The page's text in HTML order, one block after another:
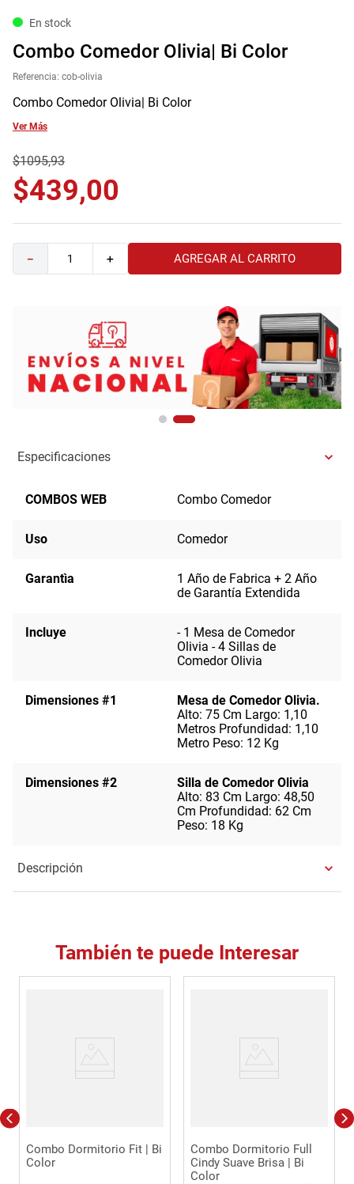
En stock
Combo Comedor Olivia| Bi Color
Referencia: cob-olivia
Combo Comedor Olivia| Bi Color
Ver Más
$1095,93
$439,00
＋
－ AGREGAR AL CARRITO
Especificaciones
COMBOS WEB Combo Comedor
Uso Comedor
Garantìa
1 Año de Fabrica + 2 Año
de Garantía Extendida
Incluye
- 1 Mesa de Comedor
Olivia - 4 Sillas de
Comedor Olivia
Dimensiones #1
Mesa de Comedor Olivia.
Alto: 75 Cm Largo: 1,10
Metros Profundidad: 1,10
Metro Peso: 12 Kg
Dimensiones #2
Silla de Comedor Olivia
Alto: 83 Cm Largo: 48,50
Cm Profundidad: 62 Cm
Peso: 18 Kg
Descripción
También te puede Interesar
Combo Dormitorio Fit | Bi
Color
Combo Dormitorio Full
Cindy Suave Brisa | Bi
Color